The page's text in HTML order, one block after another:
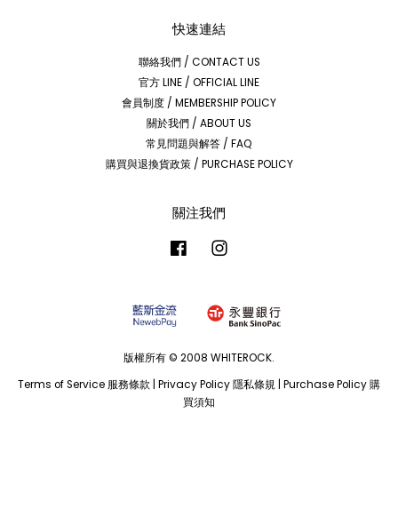
快速連結
聯絡我們 / CONTACT US
官方 LINE / OFFICIAL LINE
會員制度 / MEMBERSHIP POLICY
關於我們 / ABOUT US
常見問題與解答 / FAQ
購買與退換貨政策 / PURCHASE POLICY
關注我們
Facebook
版權所有 © 2008 WHITEROCK.
Terms of Service 服務條款 Privacy Policy 隱私條規 Purchase Policy 購
買須知